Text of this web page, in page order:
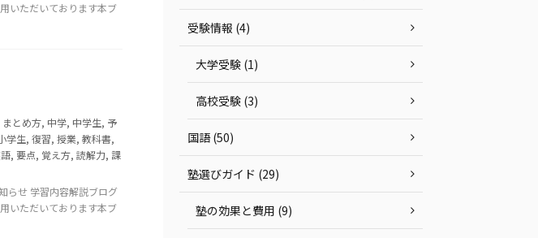
いただいております本ブ
まとめ方, 中学, 中学生, 予
学生, 復習, 授業, 教科書,
, 要点, 覚え方, 読解力, 課
らせ 学習内容解説ブログ
いただいております本ブ
受験情報 (4)
大学受験 (1)
高校受験 (3)
国語 (50)
塾選びガイド (29)
塾の効果と費用 (9)